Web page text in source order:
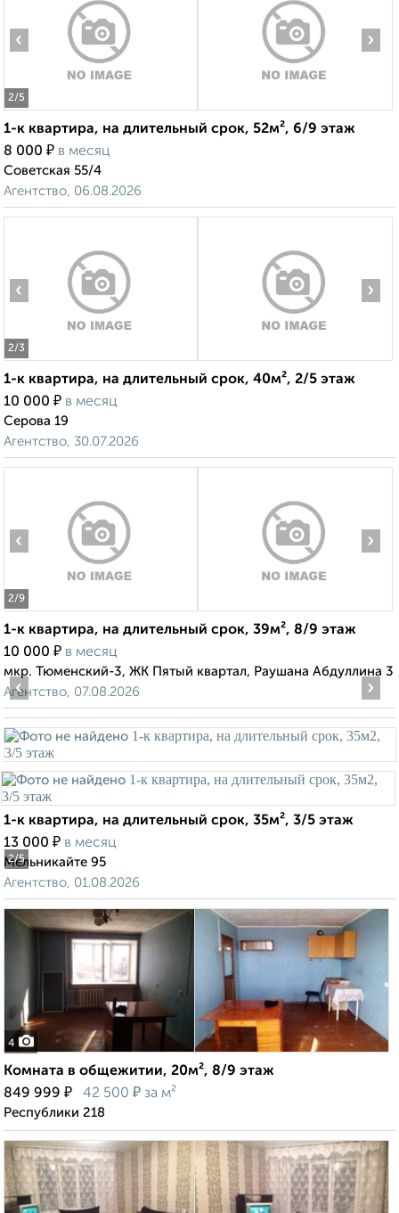
2/5
‹ ›
1-к квартира, на длительный срок, 52м², 6/9 этаж
8 000 ₽ в месяц
Советская 55/4
Агентство, 06.08.2026
2/3
‹ ›
1-к квартира, на длительный срок, 40м², 2/5 этаж
10 000 ₽ в месяц
Серова 19
Агентство, 30.07.2026
2/9
‹ ›
1-к квартира, на длительный срок, 39м², 8/9 этаж
10 000 ₽ в месяц
мкр. Тюменский-3, ЖК Пятый квартал, Раушана Абдуллина 3
Агентство, 07.08.2026
2/5
‹ ›
1-к квартира, на длительный срок, 35м², 3/5 этаж
13 000 ₽ в месяц
Мельникайте 95
Агентство, 01.08.2026
4
Комната в общежитии, 20м², 8/9 этаж
849 999 ₽ 42 500 ₽ за м²
Республики 218